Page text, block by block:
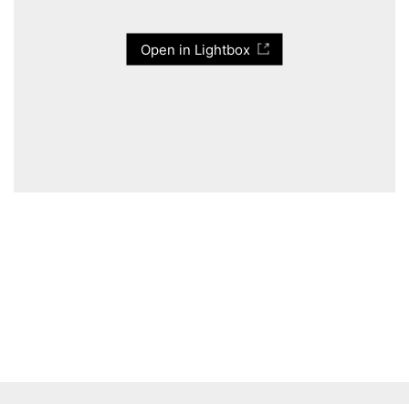
Open in Lightbox